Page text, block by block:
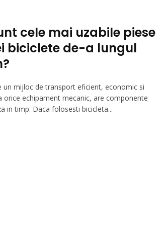
cele mai uzabile piese
biciclete de-a lungul
un mijloc de transport eficient, economic si
orice echipament mecanic, are componente
in timp. Daca folosesti bicicleta...